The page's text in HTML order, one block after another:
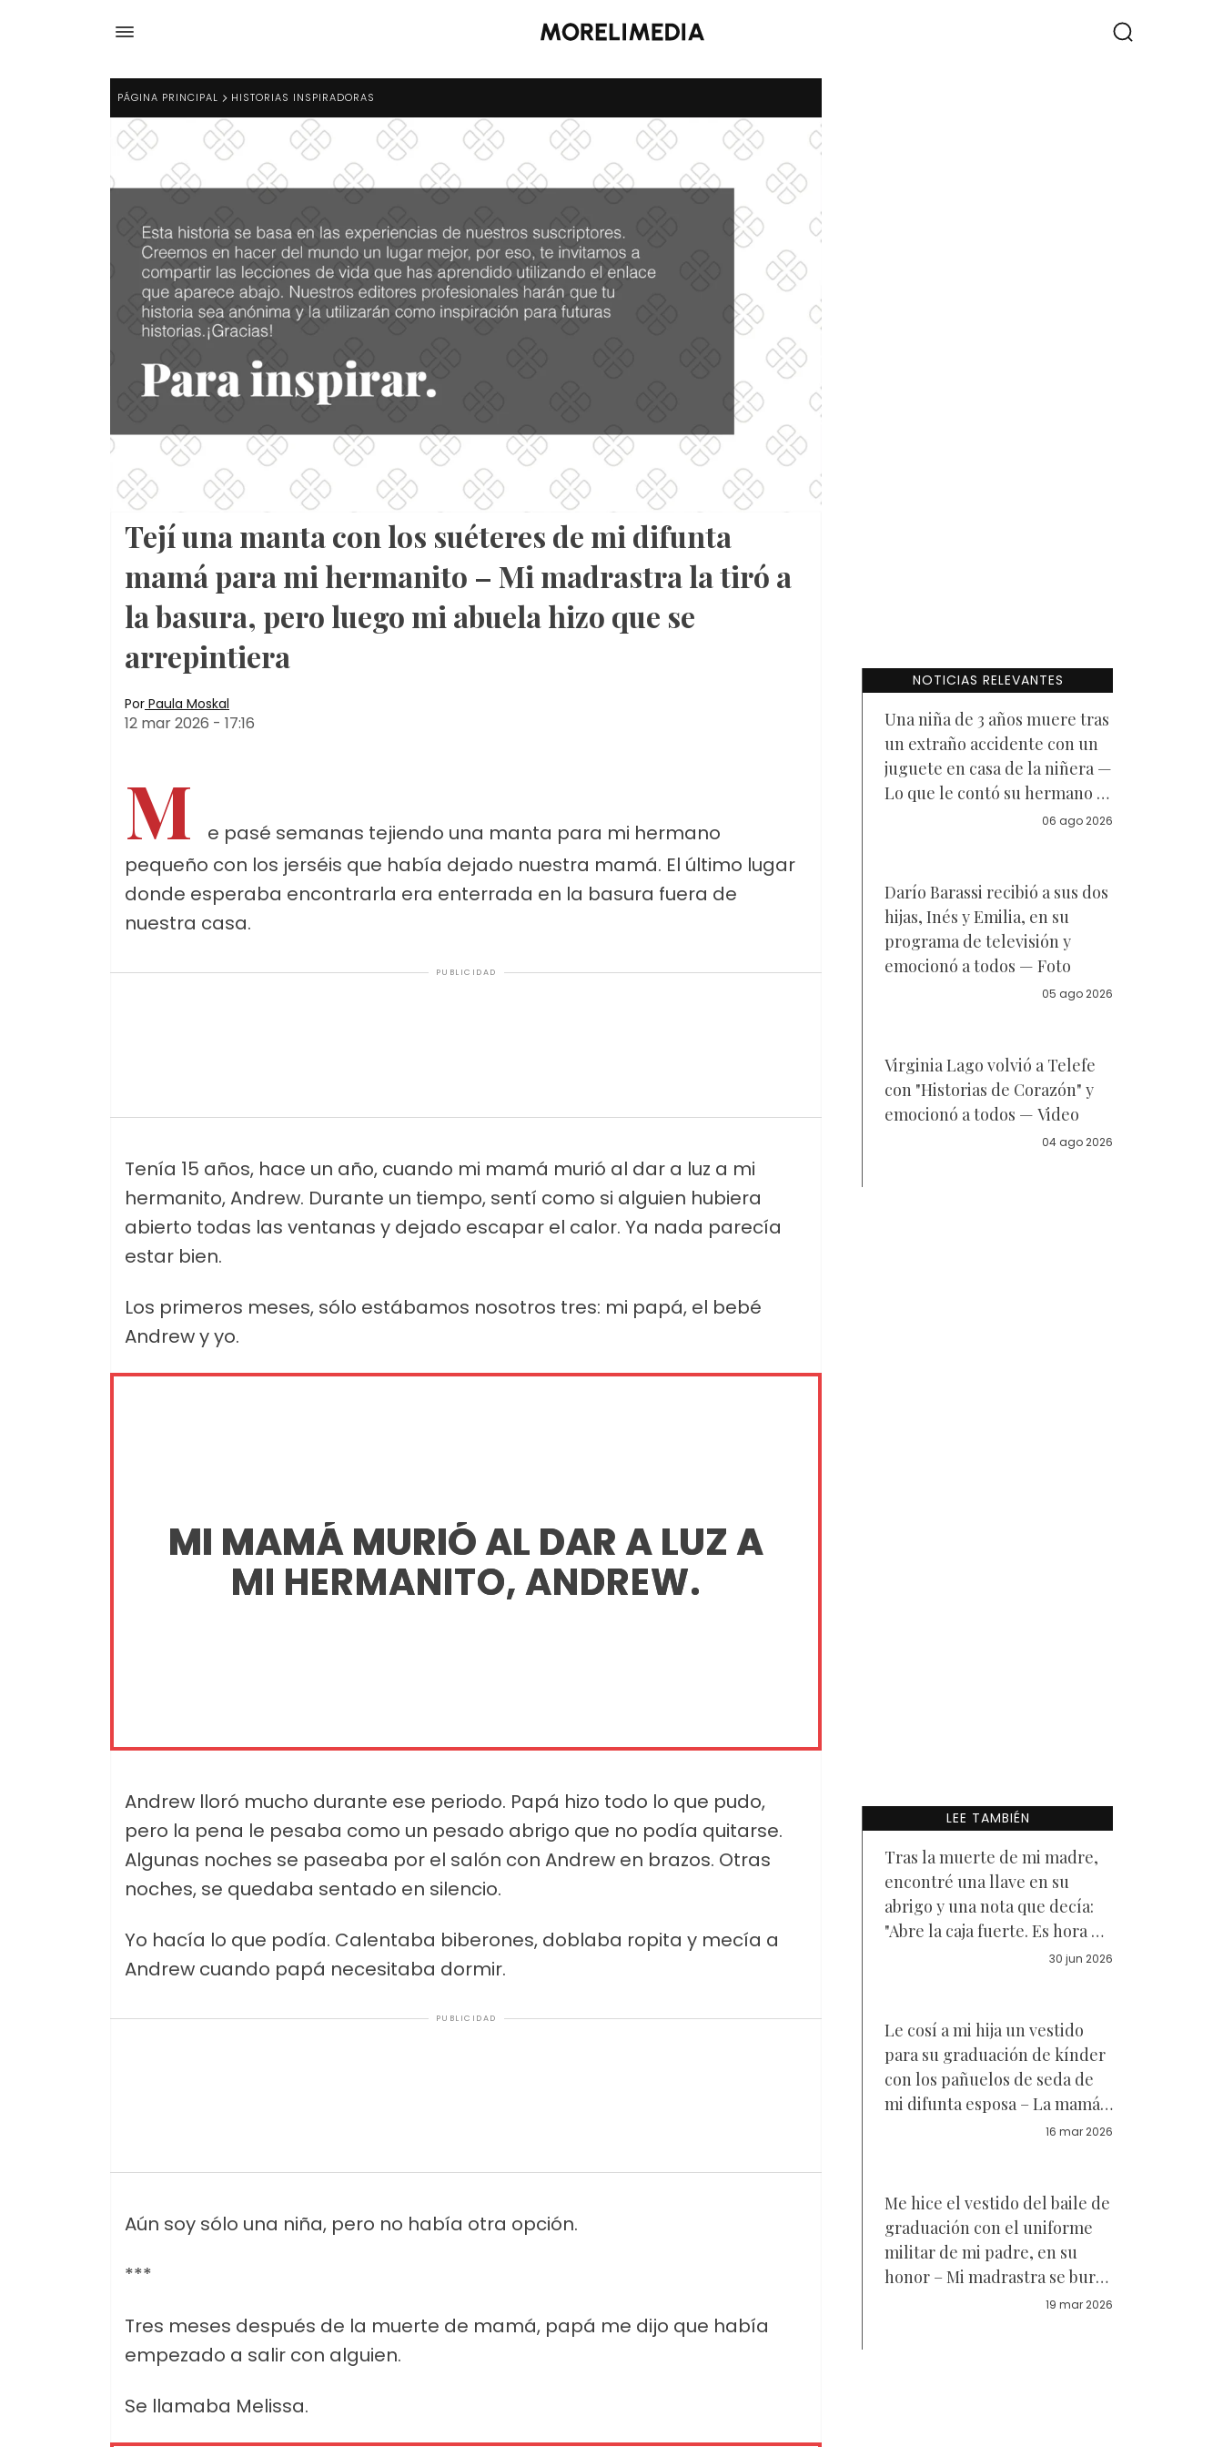
PÁGINA PRINCIPAL HISTORIAS INSPIRADORAS
Tejí una manta con los suéteres de mi difunta
mamá para mi hermanito – Mi madrastra la tiró a
la basura, pero luego mi abuela hizo que se
arrepintiera
Por Paula Moskal
12 mar 2026 - 17:16
M
e pasé semanas tejiendo una manta para mi hermano
pequeño con los jerséis que había dejado nuestra mamá. El último lugar
donde esperaba encontrarla era enterrada en la basura fuera de
nuestra casa.
PUBLICIDAD
Tenía 15 años, hace un año, cuando mi mamá murió al dar a luz a mi
hermanito, Andrew. Durante un tiempo, sentí como si alguien hubiera
abierto todas las ventanas y dejado escapar el calor. Ya nada parecía
estar bien.
Los primeros meses, sólo estábamos nosotros tres: mi papá, el bebé
Andrew y yo.
MI MAMÁ MURIÓ AL DAR A LUZ A
MI HERMANITO, ANDREW.
Andrew lloró mucho durante ese periodo. Papá hizo todo lo que pudo,
pero la pena le pesaba como un pesado abrigo que no podía quitarse.
Algunas noches se paseaba por el salón con Andrew en brazos. Otras
noches, se quedaba sentado en silencio.
Yo hacía lo que podía. Calentaba biberones, doblaba ropita y mecía a
Andrew cuando papá necesitaba dormir.
PUBLICIDAD
Aún soy sólo una niña, pero no había otra opción.
***
Tres meses después de la muerte de mamá, papá me dijo que había
empezado a salir con alguien.
Se llamaba Melissa.
NOTICIAS RELEVANTES
Una niña de 3 años muere tras
un extraño accidente con un
juguete en casa de la niñera —
Lo que le contó su hermano a
06 ago 2026
Darío Barassi recibió a sus dos
hijas, Inés y Emilia, en su
programa de televisión y
emocionó a todos — Foto
05 ago 2026
Virginia Lago volvió a Telefe
con "Historias de Corazón" y
emocionó a todos — Video
04 ago 2026
LEE TAMBIÉN
Tras la muerte de mi madre,
encontré una llave en su
abrigo y una nota que decía:
"Abre la caja fuerte. Es hora de
que descubras la verdad que
dejó sin sentido
30 jun 2026
Le cosí a mi hija un vestido
para su graduación de kínder
con los pañuelos de seda de
mi difunta esposa – La mamá
rica de una compañera me
nadie en el pueblo olvidaría
16 mar 2026
Me hice el vestido del baile de
graduación con el uniforme
militar de mi padre, en su
honor – Mi madrastra se burló
de mí hasta que un oficial del
19 mar 2026